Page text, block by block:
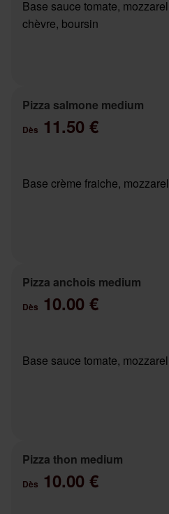
Base sauce tomate,
chèvre, boursin
Pizza salmone medium
Dès 11.50 €
Base crème fraiche,
Pizza anchois medium
Dès 10.00 €
Base sauce tomate,
Pizza thon medium
Dès 10.00 €